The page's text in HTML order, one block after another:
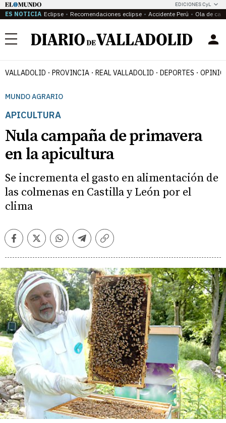
EDICIONES CyL
ES NOTICIA Eclipse Recomendaciones eclipse Accidente Perú Ola de
Menú
VALLADOLID PROVINCIA REAL VALLADOLID DEPORTES
MUNDO AGRARIO
APICULTURA
Nula campaña de primavera
en la apicultura
Se incrementa el gasto en alimentación de
las colmenas en Castilla y León por el
clima
FacebookTwitterWhatsappTelegramCopiar